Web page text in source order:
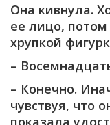
Она кивнула.
ее лицо,
хрупкой
–
– Конечно.
чувствуя, что
показала